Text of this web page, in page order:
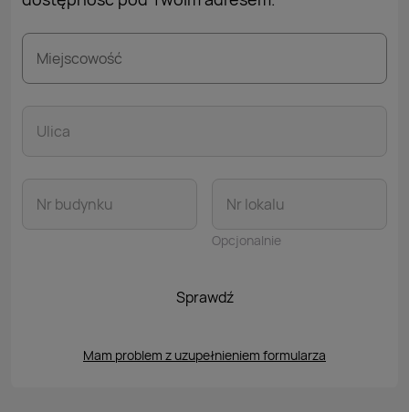
Miejscowość
Ulica
Nr budynku Nr lokalu
Opcjonalnie
Sprawdź
Mam problem z uzupełnieniem formularza